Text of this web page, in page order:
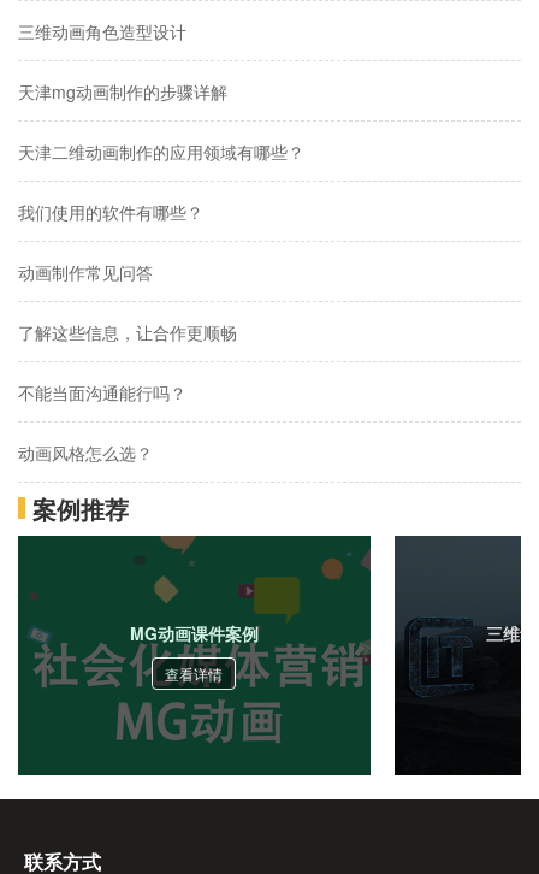
三维动画角色造型设计
天津mg动画制作的步骤详解
天津二维动画制作的应用领域有哪些？
我们使用的软件有哪些？
动画制作常见问答
了解这些信息，让合作更顺畅
不能当面沟通能行吗？
动画风格怎么选？
动画制作报价的高低跟什么有关系？
想做动画，如何合作？
MG动画是什么？
如何保证作品是我们想要的？
案例推荐
MG动画课件案例
查看详情
三维
联系方式